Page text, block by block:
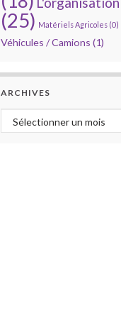
(25) Matériels Agricoles (0)
Véhicules / Camions (1)
ARCHIVES
Archives